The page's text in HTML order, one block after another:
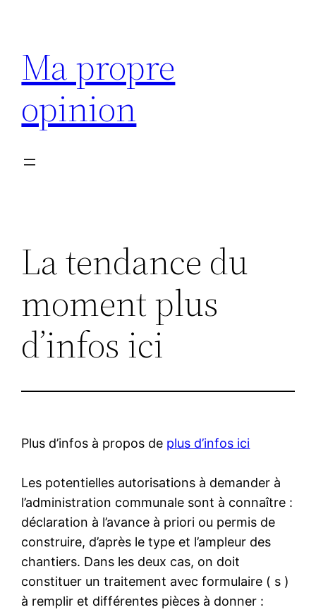
contenu
Ma propre
opinion
La tendance du
moment plus
d’infos ici
Plus d’infos à propos de plus d’infos ici
Les potentielles autorisations à demander à
l’administration communale sont à connaître :
déclaration à l’avance à priori ou permis de
construire, d’après le type et l’ampleur des
chantiers. Dans les deux cas, on doit
constituer un traitement avec formulaire ( s )
à remplir et différentes pièces à donner :